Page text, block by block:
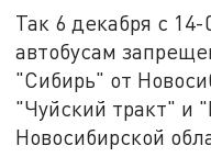
Так 6 декабря с
автобусам
"Сибирь" от
"Чуйский тракт" и
Новосибирской